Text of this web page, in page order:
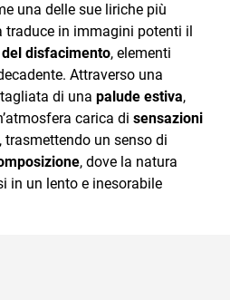
una delle sue liriche più
traduce in immagini potenti il
disfacimento, elementi
Attraverso una
di una palude estiva,
carica di sensazioni
, trasmettendo un senso di
, dove la natura
in un lento e inesorabile